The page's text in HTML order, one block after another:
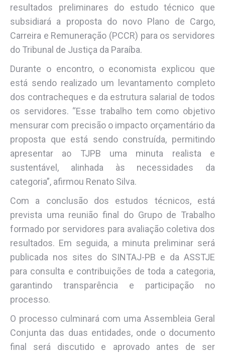
resultados preliminares do estudo técnico que
subsidiará a proposta do novo Plano de Cargo,
Carreira e Remuneração (PCCR) para os servidores
do Tribunal de Justiça da Paraíba.
Durante o encontro, o economista explicou que
está sendo realizado um levantamento completo
dos contracheques e da estrutura salarial de todos
os servidores. “Esse trabalho tem como objetivo
mensurar com precisão o impacto orçamentário da
proposta que está sendo construída, permitindo
apresentar ao TJPB uma minuta realista e
sustentável, alinhada às necessidades da
categoria”, afirmou Renato Silva.
Com a conclusão dos estudos técnicos, está
prevista uma reunião final do Grupo de Trabalho
formado por servidores para avaliação coletiva dos
resultados. Em seguida, a minuta preliminar será
publicada nos sites do SINTAJ-PB e da ASSTJE
para consulta e contribuições de toda a categoria,
garantindo transparência e participação no
processo.
O processo culminará com uma Assembleia Geral
Conjunta das duas entidades, onde o documento
final será discutido e aprovado antes de ser